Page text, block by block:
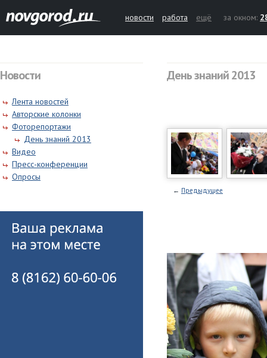
новости работа ещё за окном:
Новости
Лента новостей
Авторские колонки
Фоторепортажи
День знаний 2013
Видео
Пресс-конференции
Опросы
День знаний 2013
← Предыдущее